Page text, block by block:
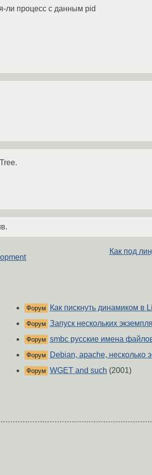
ли процесс с данным pid
Как под
Форум Как пискнуть динамиком в
Форум Запуск нескольких
Форум smbc русские имена
Форум Debian, apache, несколько
Форум WGET and such (2001)